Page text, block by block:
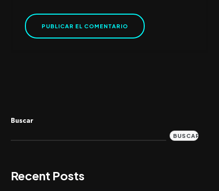
Buscar
BUSCAR
Recent Posts